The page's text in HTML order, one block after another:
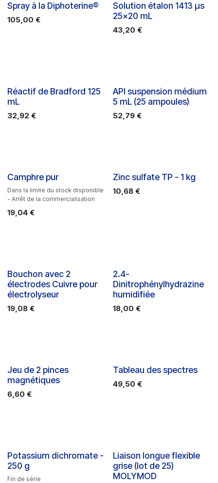
Spray à la Diphoterine®
105,00 €
Solution étalon 1413 µs
25x20 mL
43,20 €
Réactif de Bradford 125
mL
32,92 €
API suspension médium
5 mL (25 ampoules)
52,79€
Camphre pur
Dans la limite du stock disponible
- Arrêt de la commercialisation
19,04 €
Zinc sulfate TP - 1 kg
10,68€
Bouchon avec 2
électrodes Cuivre pour
électrolyseur
19,08 €
2.4-
Dinitrophénylhydrazine
humidifiée
18,00 €
Jeu de 2 pinces
magnétiques
6,60 €
Tableau des spectres
49,50 €
Potassium dichromate -
250 g
Fin de série
Liaison longue flexible
grise (lot de 25)
MOLYMOD